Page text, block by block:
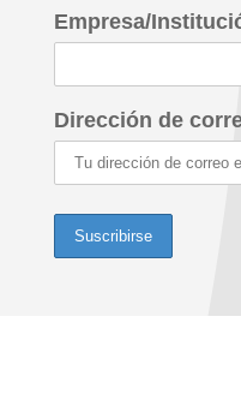
Empresa/
Dirección de